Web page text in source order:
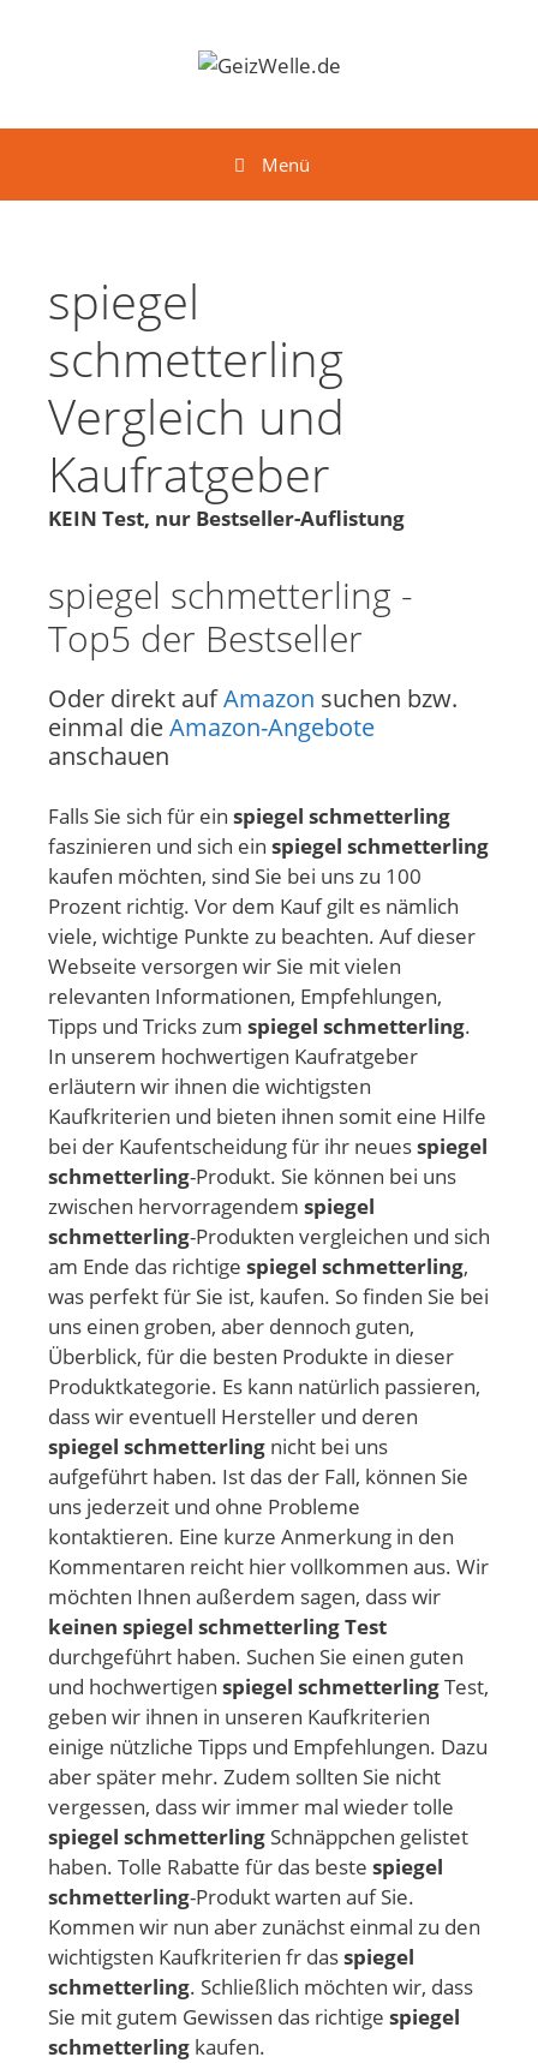
Menü
spiegel
schmetterling
Vergleich und
Kaufratgeber
KEIN Test, nur Bestseller-Auflistung
spiegel schmetterling -
Top5 der Bestseller
Oder direkt aufAmazon suchen bzw.
einmal dieAmazon-Angebote
anschauen
Falls Sie sich für ein spiegel schmetterling
faszinieren und sich ein spiegel schmetterling
kaufen möchten, sind Sie bei uns zu 100
Prozent richtig. Vor dem Kauf gilt es nämlich
viele, wichtige Punkte zu beachten. Auf dieser
Webseite versorgen wir Sie mit vielen
relevanten Informationen, Empfehlungen,
Tipps und Tricks zum spiegel schmetterling.
In unserem hochwertigen Kaufratgeber
erläutern wir ihnen die wichtigsten
Kaufkriterien und bieten ihnen somit eine Hilfe
bei der Kaufentscheidung für ihr neuesspiegel
schmetterling-Produkt. Sie können bei uns
zwischen hervorragendem spiegel
schmetterling-Produkten vergleichen und sich
am Ende das richtige spiegel schmetterling,
was perfekt für Sie ist, kaufen. So finden Sie bei
uns einen groben, aber dennoch guten,
Überblick, für die besten Produkte in dieser
Produktkategorie. Es kann natürlich passieren,
dass wir eventuell Hersteller und deren
spiegel schmetterling nicht bei uns
aufgeführt haben. Ist das der Fall, können Sie
uns jederzeit und ohne Probleme
kontaktieren. Eine kurze Anmerkung in den
Kommentaren reicht hier vollkommen aus. Wir
möchten Ihnen außerdem sagen, dass wir
keinen spiegel schmetterling Test
durchgeführt haben. Suchen Sie einen guten
und hochwertigen spiegel schmetterlingTest,
geben wir ihnen in unseren Kaufkriterien
einige nützliche Tipps und Empfehlungen. Dazu
aber später mehr. Zudem sollten Sie nicht
vergessen, dass wir immer mal wieder tolle
spiegel schmetterling Schnäppchen gelistet
haben. Tolle Rabatte für das beste spiegel
schmetterling-Produkt warten auf Sie.
Kommen wir nun aber zunächst einmal zu den
wichtigsten Kaufkriterien fr dasspiegel
schmetterling. Schließlich möchten wir, dass
Sie mit gutem Gewissen das richtige spiegel
schmetterling kaufen.